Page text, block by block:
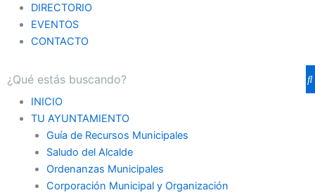
DIRECTORIO
EVENTOS
CONTACTO
INICIO
TU AYUNTAMIENTO
Guía de Recursos Municipales
Saludo del Alcalde
Ordenanzas Municipales
Corporación Municipal y Organización